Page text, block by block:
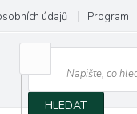
údajů Program
HLEDAT